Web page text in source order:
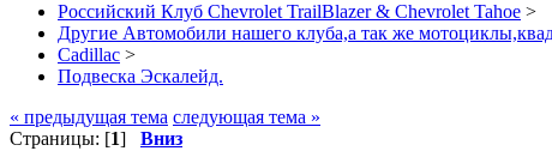
Российский Клуб Chevrolet TrailBlazer & Chevrolet Tahoe >
Другие Автомобили нашего клуба,а так же
Cadillac >
Подвеска Эскалейд.
« предыдущая тема следующая тема »
Страницы: [1] Вниз